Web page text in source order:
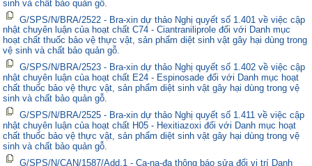
sinh và chất bảo quản gỗ.
G/SPS/N/BRA/2522 - Bra-xin dự thảo Nghị quyết số 1.401 về việc cập
nhật chuyên luận của hoạt chất C74 - Ciantraniliprole đối với Danh mục
hoạt chất thuốc bảo vệ thực vật, sản phẩm diệt sinh vật gây hại dùng trong
vệ sinh và chất bảo quản gỗ.
G/SPS/N/BRA/2523 - Bra-xin dự thảo Nghị quyết số 1.402 về việc cập
nhật chuyên luận của hoạt chất E24 - Espinosade đối với Danh mục hoạt
chất thuốc bảo vệ thực vật, sản phẩm diệt sinh vật gây hại dùng trong vệ
sinh và chất bảo quản gỗ.
G/SPS/N/BRA/2525 - Bra-xin dự thảo Nghị quyết số 1.411 về việc cập
nhật chuyên luận của hoạt chất H05 - Hexitiazoxi đối với Danh mục hoạt
chất thuốc bảo vệ thực vật, sản phẩm diệt sinh vật gây hại dùng trong vệ
sinh và chất bảo quản gỗ.
G/SPS/N/CAN/1587/Add.1 - Ca-na-đa thông báo sửa đổi vị trí Danh